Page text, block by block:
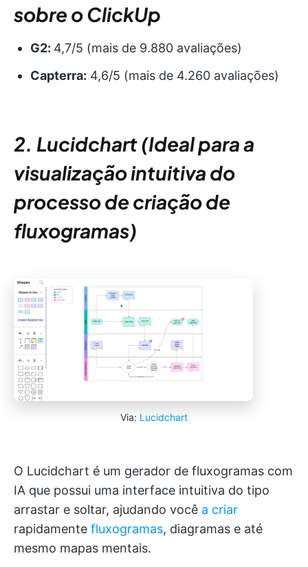
sobre o ClickUp
G2: 4,7/5 (mais de 9.880 avaliações)
Capterra: 4,6/5 (mais de 4.260 avaliações)
2. Lucidchart (Ideal para a
visualização intuitiva do
processo de criação de
fluxogramas)
Via: Lucidchart
O Lucidchart é um gerador de fluxogramas com
IA que possui uma interface intuitiva do tipo
arrastar e soltar, ajudando você a criar
rapidamente fluxogramas, diagramas e até
mesmo mapas mentais.